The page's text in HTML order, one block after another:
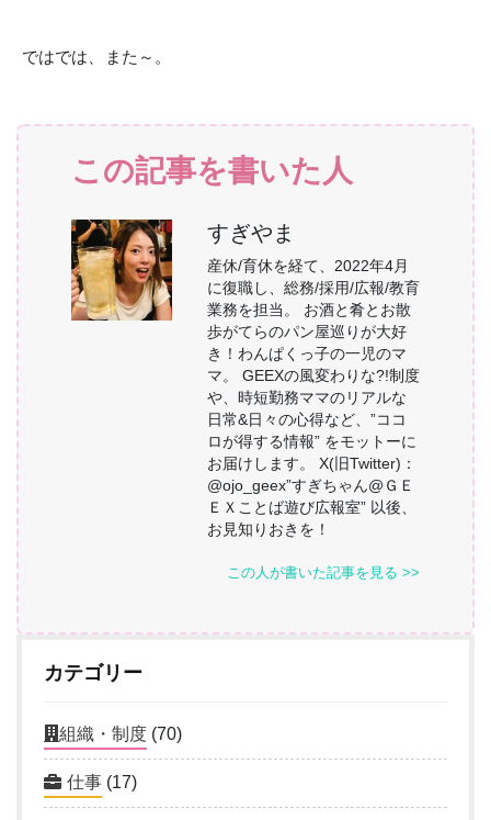
ではでは、また～。
この記事を書いた人
すぎやま
産休/育休を経て、2022年4月
に復職し、総務/採用/広報/教育
業務を担当。 お酒と肴とお散
歩がてらのパン屋巡りが大好
き！わんぱくっ子の一児のマ
マ。 GEEXの風変わりな?!制度
や、時短勤務ママのリアルな
日常&日々の心得など、”ココ
ロが得する情報” をモットーに
お届けします。 X(旧Twitter)：
@ojo_geex”すぎちゃん@ＧＥ
ＥＸことば遊び広報室” 以後、
お見知りおきを！
この人が書いた記事を見る >>
カテゴリー
組織・制度 (70)
仕事 (17)